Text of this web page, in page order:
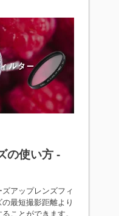
の使い方 -
アップレンズフィ
最短撮影距離より
ことができます。